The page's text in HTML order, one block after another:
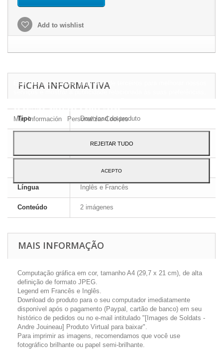
Add to wishlist
FICHA INFORMATIVA
Tipo Download do produto
JPEG HD
A4 - 29,7 x 21 cm
Língua Inglês e Francês
Conteúdo 2 imágenes
MAIS INFORMAÇÃO
Computação gráfica em cor, tamanho A4 (29,7 x 21 cm), de alta
definição de formato JPEG.
Legend em Francês e Inglês.
Download do produto para o seu computador imediatamente
disponível após o pagamento (Paypal, cartão de banco) em seu
histórico de pedidos ou no e-mail intitulado "[Images de Soldats -
Andre Jouineau] Produto Virtual para baixar".
Para imprimir as imagens, recomendamos que você use
fotográfico brilhante ou papel semi-brilhante.
Este site usa cookies próprios e de terceiros para melhorar nossos
ao seu uso, pressione o botão Aceito.
Más Información
Personalizar Cookies
REJEITAR TUDO
ACEPTO